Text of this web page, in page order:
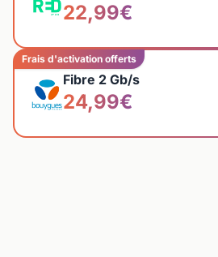
22,99€
Frais d'activation offerts
Fibre 2 Gb/s
24,99€